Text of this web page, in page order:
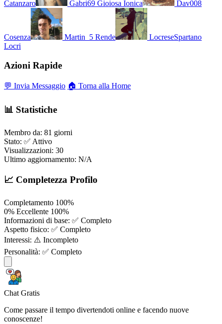
Catanzaro Gabri69 Gioiosa Ionica Dav008
Cosenza Martin_5 Rende
LocreseSpartano
Locri
Azioni Rapide
💬 Invia Messaggio 🏠 Torna alla Home
📊 Statistiche
Membro da: 81 giorni
Stato: ✅ Attivo
Visualizzazioni: 30
Ultimo aggiornamento: N/A
📈 Completezza Profilo
Completamento 100%
0% Eccellente 100%
Informazioni di base: ✅ Completo
Aspetto fisico: ✅ Completo
Interessi: ⚠️ Incompleto
Personalità: ✅ Completo
Chat Gratis
Come passare il tempo divertendoti online e facendo nuove
conoscenze!